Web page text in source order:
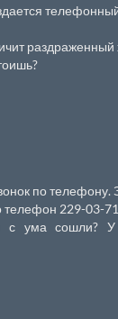
раздраженный
по телефону.
телефон 229-03-
с ума сошли?